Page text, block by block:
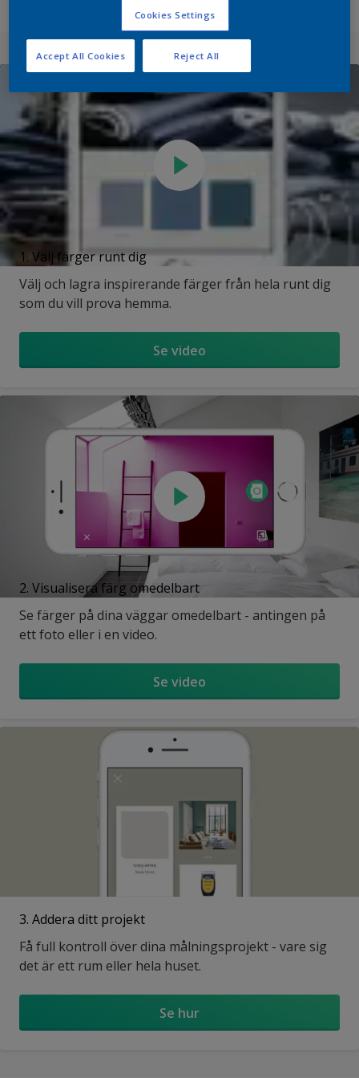
1. Välj färger runt dig
Välj och lagra inspirerande färger från hela runt dig
som du vill prova hemma.
Se video
2. Visualisera färg omedelbart
Se färger på dina väggar omedelbart - antingen på
ett foto eller i en video.
Se video
3. Addera ditt projekt
Få full kontroll över dina målningsprojekt - vare sig
det är ett rum eller hela huset.
Se hur
Cookies Settings
Reject All
Accept All Cookies